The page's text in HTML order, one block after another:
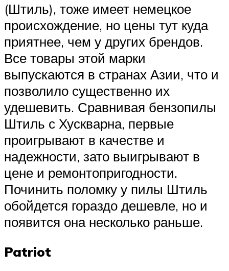
(Штиль), тоже имеет немецкое
происхождение, но цены тут куда
приятнее, чем у других брендов.
Все товары этой марки
выпускаются в странах Азии, что и
позволило существенно их
удешевить. Сравнивая бензопилы
Штиль с Хускварна, первые
проигрывают в качестве и
надежности, зато выигрывают в
цене и ремонтопригодности.
Починить поломку у пилы Штиль
обойдется гораздо дешевле, но и
появится она несколько раньше.
Patriot